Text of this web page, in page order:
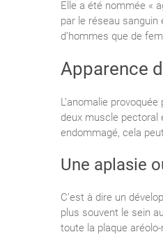
Elle a été nommée «
par le réseau sanguin
d’hommes que de
Apparence
L’anomalie
deux muscle pectoral
endommagé, cela
Une aplasie
C’est à dire un
plus souvent le sein
toute la plaque